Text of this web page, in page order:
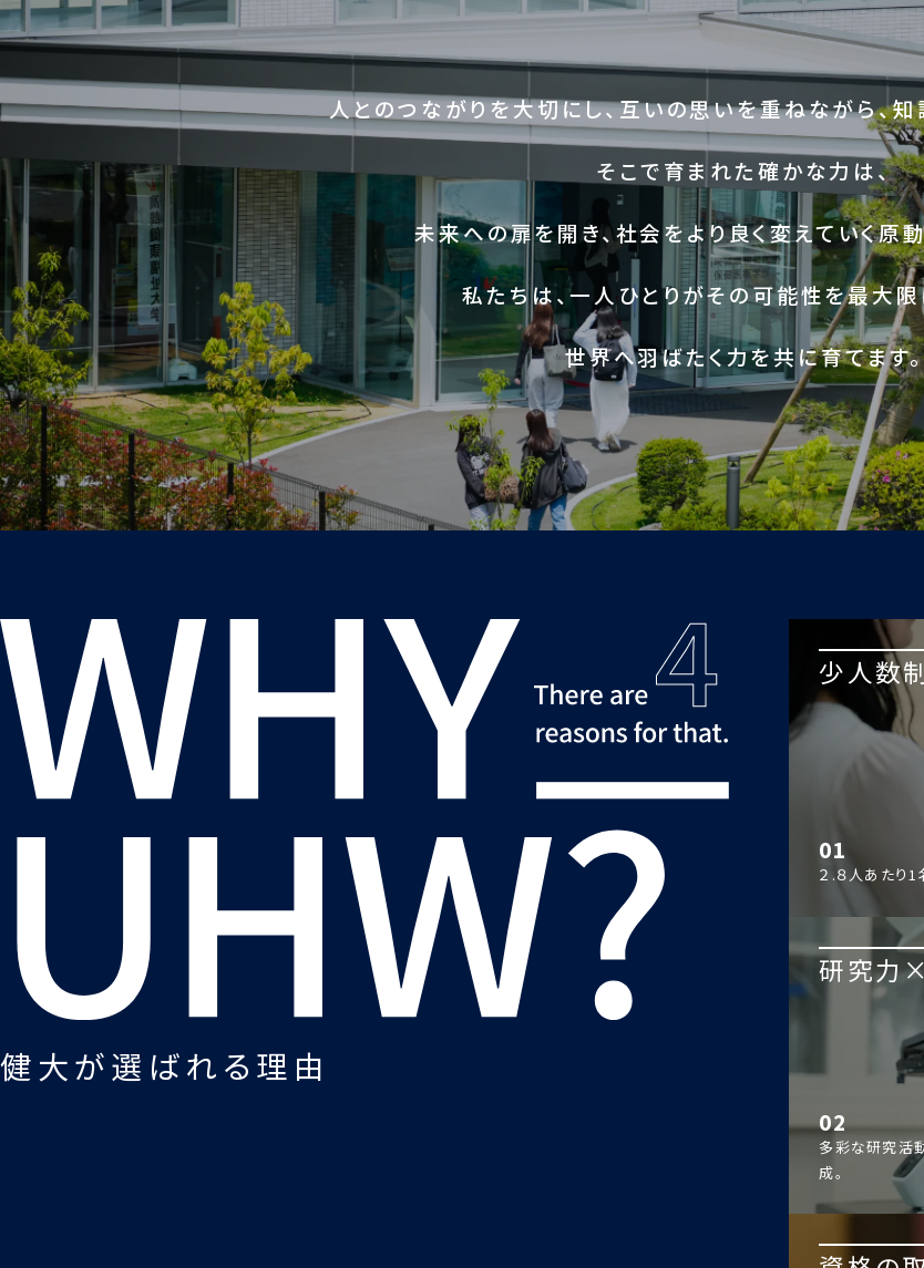
人とのつながりを大切にし、互いの思いを重ねながら、知
そこで育まれた確かな力は、
未来への扉を開き、社会をより良く変えていく原
私たちは、一人ひとりがその可能性を最大限
世界へ羽ばたく力を共に育てます。
健大が選ばれる理由
少人数
01
２.８人あたり1
研究力
02
多彩な研究活
成。